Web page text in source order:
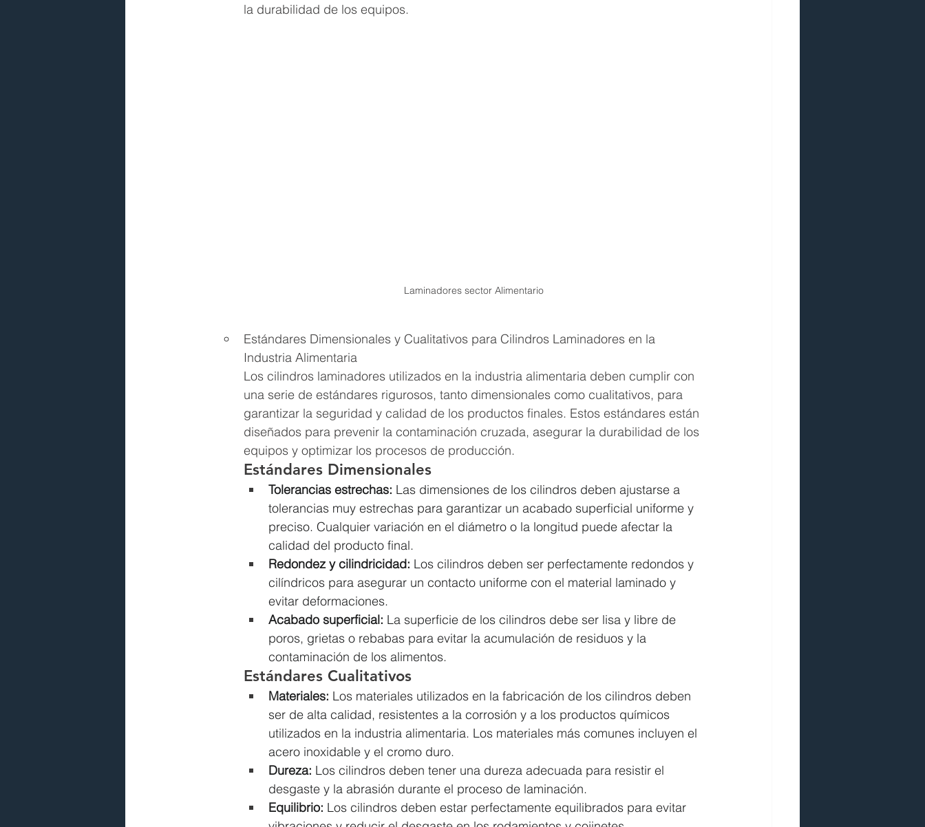
la durabilidad de los equipos.
Laminadores sector Alimentario
Estándares Dimensionales y Cualitativos para Cilindros Laminadores en la
Industria Alimentaria
Los cilindros laminadores utilizados en la industria alimentaria deben cumplir con
una serie de estándares rigurosos, tanto dimensionales como cualitativos, para
garantizar la seguridad y calidad de los productos finales. Estos estándares están
diseñados para prevenir la contaminación cruzada, asegurar la durabilidad de los
equipos y optimizar los procesos de producción.
Estándares Dimensionales
Tolerancias estrechas: Las dimensiones de los cilindros deben ajustarse a
tolerancias muy estrechas para garantizar un acabado superficial uniforme y
preciso. Cualquier variación en el diámetro o la longitud puede afectar la
calidad del producto final.
Redondez y cilindricidad: Los cilindros deben ser perfectamente redondos y
cilíndricos para asegurar un contacto uniforme con el material laminado y
evitar deformaciones.
Acabado superficial: La superficie de los cilindros debe ser lisa y libre de
poros, grietas o rebabas para evitar la acumulación de residuos y la
contaminación de los alimentos.
Estándares Cualitativos
Materiales: Los materiales utilizados en la fabricación de los cilindros deben
ser de alta calidad, resistentes a la corrosión y a los productos químicos
utilizados en la industria alimentaria. Los materiales más comunes incluyen el
acero inoxidable y el cromo duro.
Dureza: Los cilindros deben tener una dureza adecuada para resistir el
desgaste y la abrasión durante el proceso de laminación.
Equilibrio: Los cilindros deben estar perfectamente equilibrados para evitar